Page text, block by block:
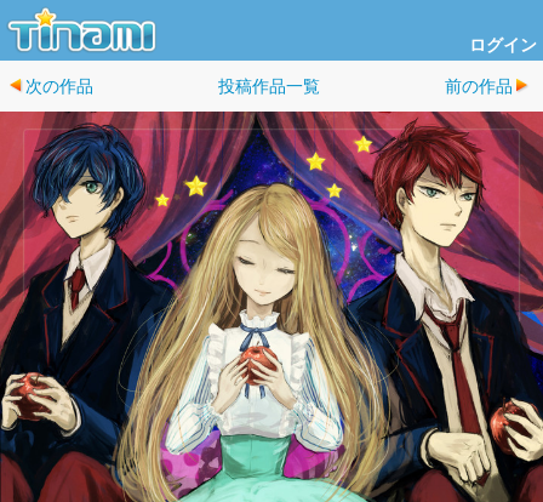
ログイン
次の作品 投稿作品一覧 前の作品